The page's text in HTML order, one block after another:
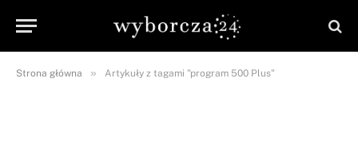
Strona główna » Artykuły z tagami "program 500 Plus"